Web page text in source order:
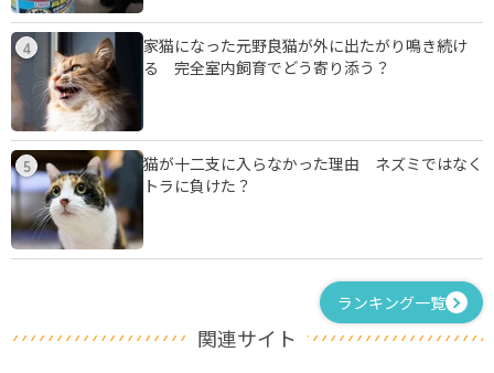
4
家猫になった元野良猫が外に出たがり鳴き続け
る 完全室内飼育でどう寄り添う？
5
猫が十二支に入らなかった理由 ネズミではなく
トラに負けた？
ランキング一覧
関連サイト